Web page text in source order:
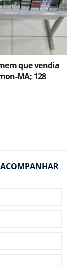
que vendia
MA; 128